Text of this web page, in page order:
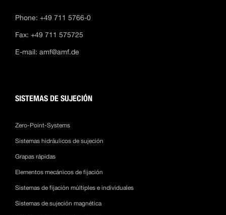
Phone: +49 711 5766-0
Fax: +49 711 575725
E-mail: amf@amf.de
SISTEMAS DE SUJECIÓN
Zero-Point-Systems
Sistemas hidráulicos de sujeción
Grapas rápidas
Elementos mecánicos de fijación
Sistemas de fijación múltiples e individuales
Sistemas de sujeción magnética